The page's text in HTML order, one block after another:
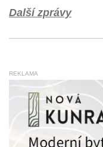
Další zprávy
REKLAMA